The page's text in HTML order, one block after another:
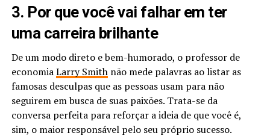
3. Por que você vai falhar em ter
uma carreira brilhante
De um modo direto e bem-humorado, o professor de
economiaLarry Smithnão mede palavras ao listar as
famosas desculpas que as pessoas usam para não
seguirem em busca de suas paixões. Trata-se da
conversa perfeita para reforçar a ideia de que você é,
sim, o maior responsável pelo seu próprio sucesso.